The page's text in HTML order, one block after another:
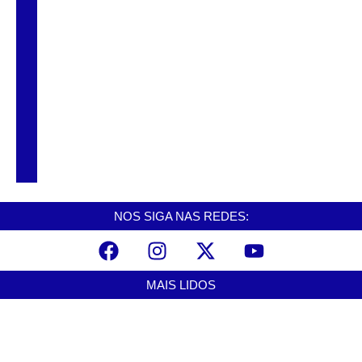
NOS SIGA NAS REDES:
MAIS LIDOS